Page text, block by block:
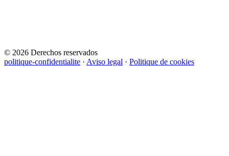
© 2026 Derechos reservados
politique-confidentialite · Aviso legal · Politique de cookies